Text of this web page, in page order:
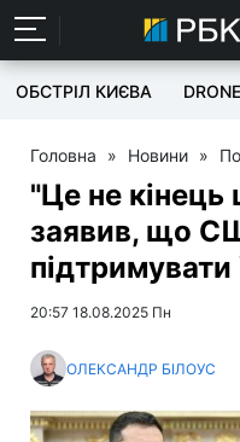
ОБСТРІЛ КИЄВА
Головна » Новини »
"Це не
заявив, що
підтримувати
20:57 18.08.2025 Пн
ОЛЕКСАНДР БІЛОУС